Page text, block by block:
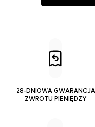
28-DNIOWA GWARANCJA
ZWROTU PIENIĘDZY